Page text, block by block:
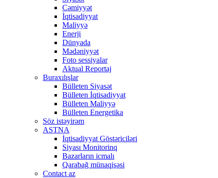
Cəmiyyət
İqtisadiyyat
Maliyyə
Enerji
Dünyada
Mədəniyyət
Foto sessiyalar
Aktual Reportaj
Buraxılışlar
Bülleten Siyasət
Bülleten İqtisadiyyat
Bülleten Maliyyə
Bülleten Energetika
Söz istəyirəm
ASTNA
İqtisadiyyat Göstəriciləri
Siyası Monitorinq
Bazarların icmalı
Qarabağ münaqişəsi
Contact az